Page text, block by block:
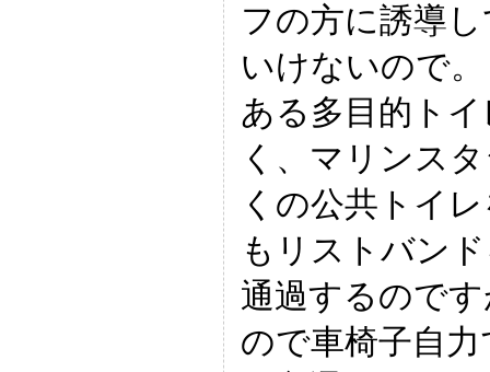
フの方に誘導
いけないので
ある多目的ト
く、マリンス
くの公共トイ
もリストバン
通過するので
ので車椅子自